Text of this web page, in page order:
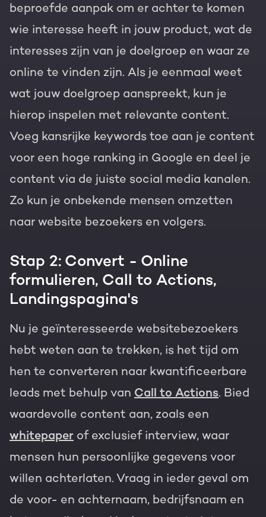
beproefde aanpak om er achter te komen
wie interesse heeft in jouw product, wat de
interesses zijn van je doelgroep en waar ze
online te vinden zijn. Als je eenmaal weet
wat jouw doelgroep aanspreekt, kun je
hierop inspelen met relevante content.
Voeg kansrijke keywords toe aan je content
voor een hoge ranking in Google en deel je
content via de juiste social media kanalen.
Zo kun je onbekende mensen omzetten
naar website bezoekers en volgers.
Stap 2: Convert - Online
formulieren, Call to Actions,
Landingspagina's
Nu je geïnteresseerde websitebezoekers
hebt weten aan te trekken, is het tijd om
hen te converteren naar kwantificeerbare
leads met behulp van Call to Actions. Bied
waardevolle content aan, zoals een
whitepaper of exclusief interview, waar
mensen hun persoonlijke gegevens voor
willen achterlaten. Vraag in ieder geval om
de voor- en achternaam, bedrijfsnaam en